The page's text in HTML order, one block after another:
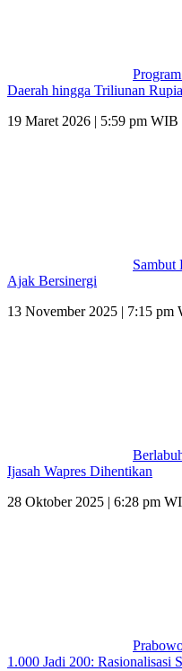
Daerah hingga Triliunan
19 Maret 2026 | 5:59 pm WIB
Sambut
Ajak Bersinergi
13 November 2025 | 7:15 pm
Ijasah Wapres Dihentikan
28 Oktober 2025 | 6:28 pm
1.000 Jadi 200: Rasionalisasi